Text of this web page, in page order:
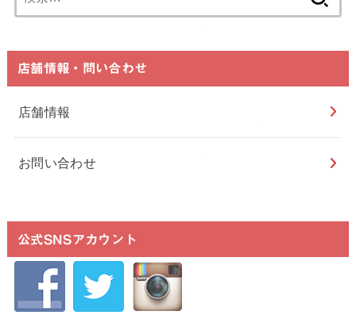
索:
店舗情報・問い合わせ
店舗情報
お問い合わせ
公式SNSアカウント